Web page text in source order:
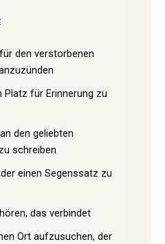
den verstorbenen
Platz für Erinnerung zu
den geliebten
schreiben
einen Segenssatz zu
das verbindet
Ort aufzusuchen, der